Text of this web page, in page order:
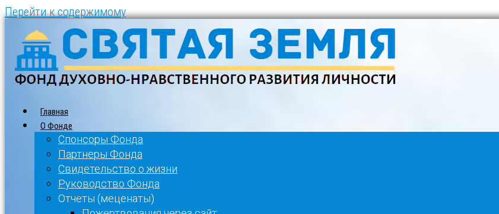
Перейти к содержимому
Главная
О Фонде
Спонсоры Фонда
Партнеры Фонда
Свидетельство о жизни
Руководство Фонда
Отчеты (меценаты)